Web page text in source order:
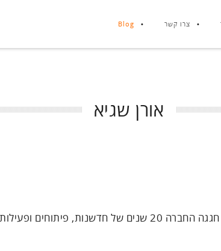
צרו קשר Blog
אורן שגיא
באירוע בגני התערוכה, בנוכחות המנכ"ל העולמי, צ'אק רובינס, חגגה החברה 20 שנים של חדשנות,